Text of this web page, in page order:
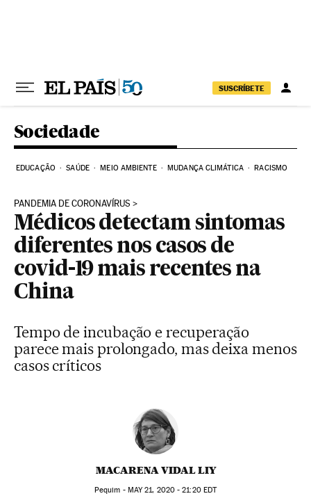
SUSCRÍBETE
Sociedade
EDUCAÇÃO SAÚDE MEIO AMBIENTE MUDANÇA CLIMÁTICA RACISMO
PANDEMIA DE CORONAVÍRUS
Médicos detectam sintomas
diferentes nos casos de
covid-19 mais recentes na
China
Tempo de incubação e recuperação
parece mais prolongado, mas deixa menos
casos críticos
MACARENA VIDAL LIY
Pequim - MAY21, 2020 - 21:20EDT